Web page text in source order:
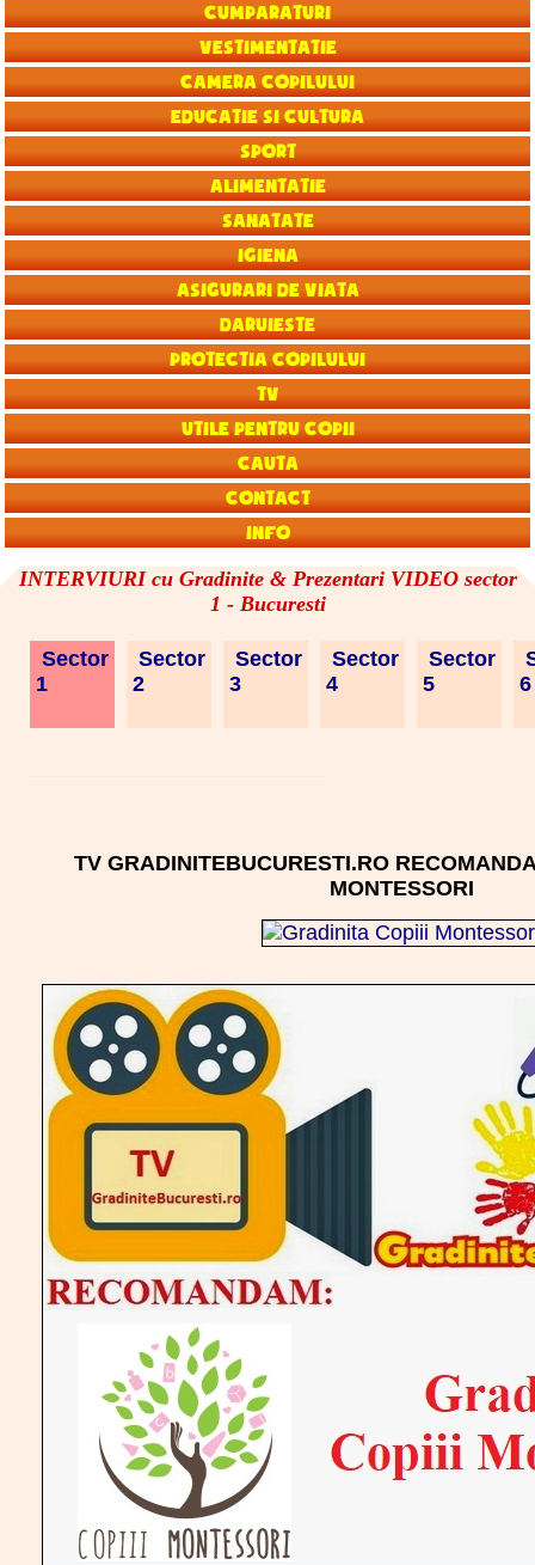
Cumparaturi
Vestimentatie
Camera copilului
Educatie si Cultura
Sport
Alimentatie
Sanatate
Igiena
Asigurari de viata
Daruieste
Protectia copilului
TV
Utile pentru copii
Cauta
Contact
Info
INTERVIURI cu Gradinite & Prezentari VIDEO sector
1 - Bucuresti
Sector
1
Sector
2
Sector
3
Sector
4
Sector
5
TV GRADINITEBUCURESTI.RO
MONTESSORI